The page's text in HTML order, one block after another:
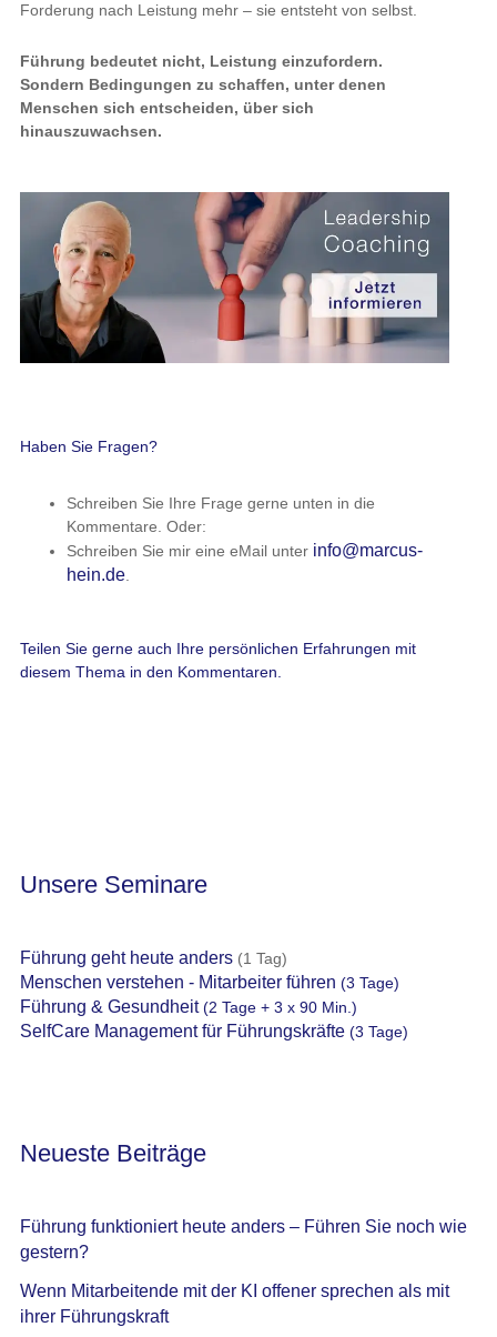
Forderung nach Leistung mehr – sie entsteht von selbst.
Führung bedeutet nicht, Leistung einzufordern.
Sondern Bedingungen zu schaffen, unter denen
Menschen sich entscheiden, über sich
hinauszuwachsen.
Haben Sie Fragen?
Schreiben Sie Ihre Frage gerne unten in die
Kommentare. Oder:
Schreiben Sie mir eine eMail unter info@marcus-
hein.de.
Teilen Sie gerne auch Ihre persönlichen Erfahrungen mit
diesem Thema in den Kommentaren.
Unsere Seminare
Führung geht heute anders(1 Tag)
Menschen verstehen - Mitarbeiter führen (3 Tage)
Führung & Gesundheit(2 Tage + 3 x 90 Min.)
SelfCare Management für Führungskräfte(3 Tage)
Neueste Beiträge
Führung funktioniert heute anders – Führen Sie noch wie
gestern?
Wenn Mitarbeitende mit der KI offener sprechen als mit
ihrer Führungskraft